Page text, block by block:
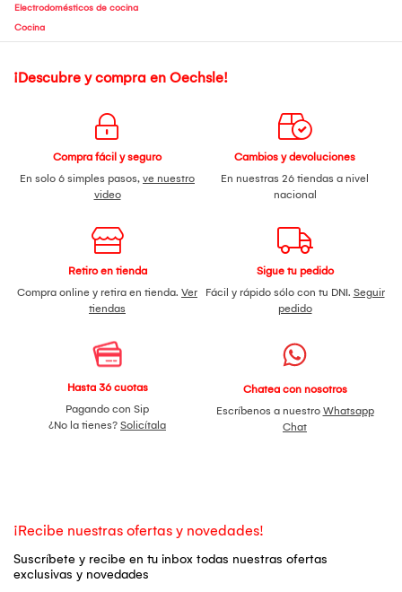
Electrodomésticos de cocina
Cocina
¡Descubre y compra en Oechsle!
Compra fácil y seguro
En solo 6 simples pasos, ve nuestro
video
Cambios y devoluciones
En nuestras 26 tiendas a nivel
nacional
Retiro en tienda
Compra online y retira en tienda. Ver
tiendas
Sigue tu pedido
Fácil y rápido sólo con tu DNI. Seguir
pedido
Hasta 36 cuotas
Pagando con Sip
¿No la tienes? Solicítala
Chatea con nosotros
Escríbenos a nuestro Whatsapp
Chat
¡Recibe nuestras ofertas y novedades!
Suscríbete y recibe en tu inbox todas nuestras ofertas
exclusivas y novedades